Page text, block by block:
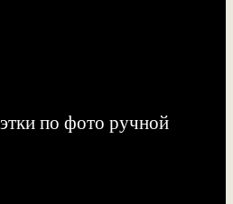
по фото ручной